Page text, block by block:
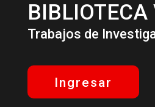
BIBLIOTECA
Trabajos de
Ingresar